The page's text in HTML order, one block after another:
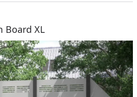
Board XL